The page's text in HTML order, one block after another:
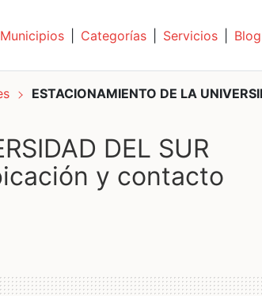
Municipios Categorías Servicios Blog
ESTACIONAMIENTO DE LA
DEL SUR
y contacto